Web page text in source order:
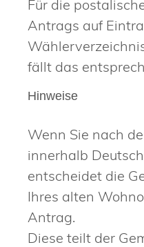
Für die
Antrags auf
fällt das
Hinweise
Wenn Sie nach
innerhalb
entscheidet die
Ihres alten
Antrag.
Diese teilt der